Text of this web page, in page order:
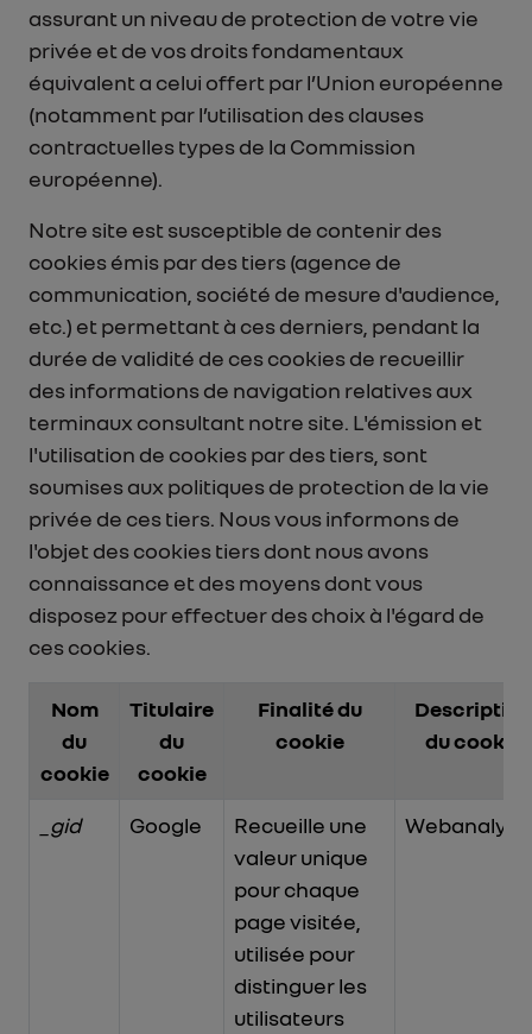
assurant un niveau de protection de votre vie
privée et de vos droits fondamentaux
équivalent a celui offert par l’Union européenne
(notamment par l’utilisation des clauses
contractuelles types de la Commission
européenne).
Notre site est susceptible de contenir des
cookies émis par des tiers (agence de
communication, société de mesure d'audience,
etc.) et permettant à ces derniers, pendant la
durée de validité de ces cookies de recueillir
des informations de navigation relatives aux
terminaux consultant notre site. L'émission et
l'utilisation de cookies par des tiers, sont
soumises aux politiques de protection de la vie
privée de ces tiers. Nous vous informons de
l'objet des cookies tiers dont nous avons
connaissance et des moyens dont vous
disposez pour effectuer des choix à l'égard de
ces cookies.
Nom
du
cookie
Titulaire
du
cookie
Finalité du
cookie
Description
du cookie
_gid Google
Recueille une
valeur unique
pour chaque
page visitée,
utilisée pour
distinguer les
utilisateurs